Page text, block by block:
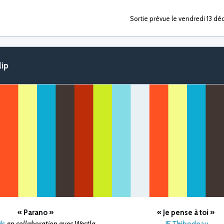
Sortie prévue le vendredi 13
« Parano »
« Je pense à toi »